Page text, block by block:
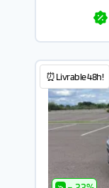
⏰Livrable 48h!